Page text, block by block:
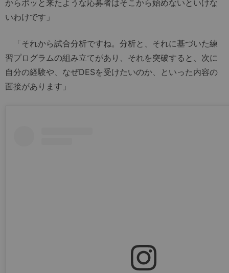
からポッと来たような応募者はそこから始めないといけな
いわけです」
「それから試合分析ですね。分析と、それに基づいた練
習プログラムの組み立てがあり、それを突破すると、次に
自分の経験や、なぜDESを受けたいのか、といった内容の
面接があります」